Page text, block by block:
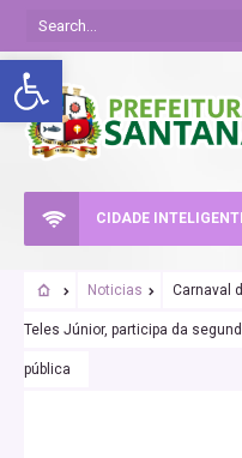
Abrir a barra de ferramentas
CIDADE
Noticias Carnaval
Teles Júnior, participa da
pública